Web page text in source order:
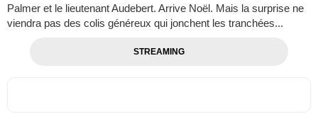
Palmer et le lieutenant Audebert. Arrive Noël. Mais la surprise ne
viendra pas des colis généreux qui jonchent les tranchées...
STREAMING